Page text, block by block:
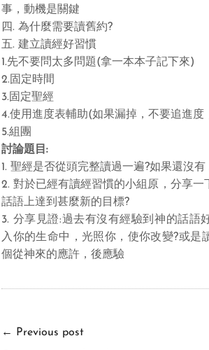
事，動機是關鍵
四. 為什麼需要讀舊約?
五. 建立讀經好習慣
1.先不要問太多問題(拿一本本子記下來)
2.固定時間
3.固定聖經
4.使用進度表輔助(如果漏掉，不要追進度
5.組團
討論題目:
1. 聖經是否從頭完整讀過一遍?如果還沒
2. 對於已經有讀經習慣的小組原，分享一
話語上達到甚麼新的目標?
3. 分享見證:過去有沒有經驗到神的話語
入你的生命中，光照你，使你改變?或是
個從神來的應許，後應驗
← Previous post